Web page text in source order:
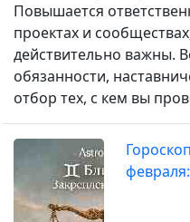
Повышается
проектах и
действительно важны.
обязанности,
отбор тех, с кем вы